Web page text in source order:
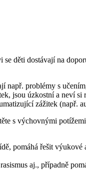
děti dostávají na
problémy s
jsou úzkostní a neví
zážitek (např.
s výchovnými
pomáhá řešit
aj., případně